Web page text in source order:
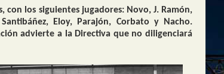
los siguientes jugadores: Novo, J. Ramón,
Eloy, Parajón, Corbato y Nacho.
advierte a la Directiva que no diligenciará